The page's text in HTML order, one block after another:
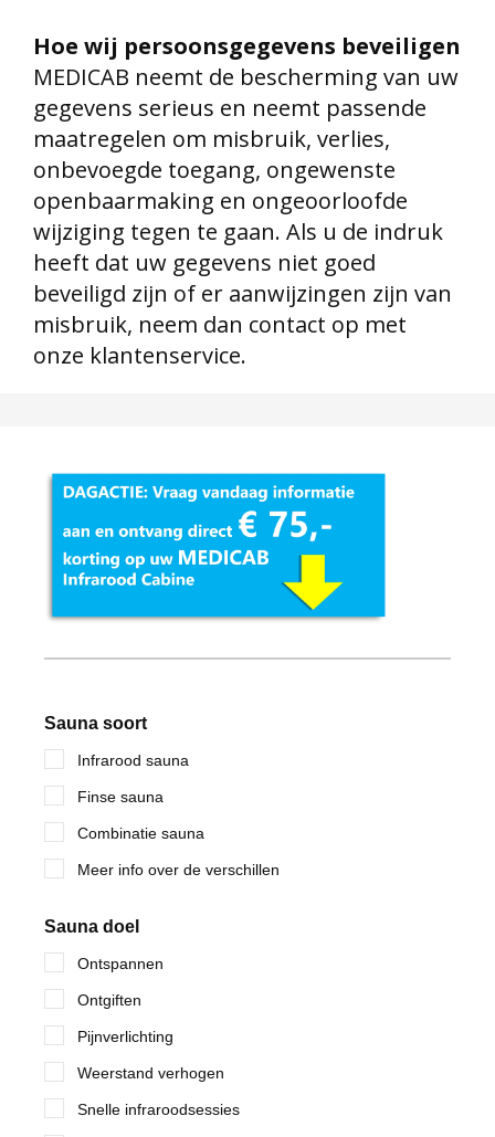
Hoe wij persoonsgegevens beveiligen
MEDICAB neemt de bescherming van uw
gegevens serieus en neemt passende
maatregelen om misbruik, verlies,
onbevoegde toegang, ongewenste
openbaarmaking en ongeoorloofde
wijziging tegen te gaan. Als u de indruk
heeft dat uw gegevens niet goed
beveiligd zijn of er aanwijzingen zijn van
misbruik, neem dan contact op met
onze klantenservice.
Sauna soort
Infrarood sauna
Finse sauna
Combinatie sauna
Meer info over de verschillen
Sauna doel
Ontspannen
Ontgiften
Pijnverlichting
Weerstand verhogen
Snelle infraroodsessies